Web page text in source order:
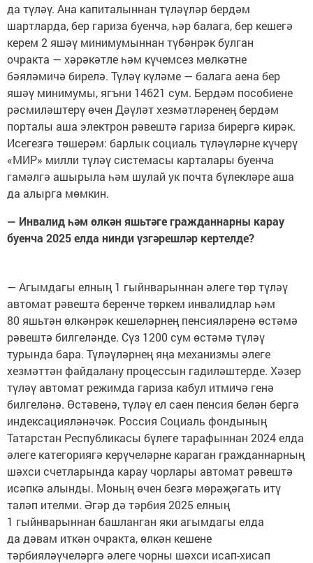
да түләү. Ана капиталыннан түләүләр бердәм
шартларда, бер гариза буенча, һәр балага, бер кешегә
керем 2 яшәү минимумыннан түбәнрәк булган
очракта — хәрәкәтле һәм күчемсез мөлкәтне
бәяләмичә бирелә. Түләү күләме — балага аена бер
яшәү минимумы, ягъни 14621 сум. Бердәм пособиене
рәсмиләштерү өчен Дәүләт хезмәтләренең бердәм
порталы аша электрон рәвештә гариза бирергә кирәк.
Исегезгә төшерәм: барлык социаль түләүләрне күчерү
«МИР» милли түләү системасы карталары буенча
гамәлгә ашырыла һәм шулай ук почта бүлекләре аша
да алырга мөмкин.
— Инвалид һәм өлкән яшьтәге гражданнарны карау
буенча 2025 елда нинди үзгәрешләр кертелде?
— Агымдагы елның 1 гыйнварыннан әлеге төр түләү
автомат рәвештә беренче төркем инвалидлар һәм
80 яшьтән өлкәнрәк кешеләрнең пенсияләренә өстәмә
рәвештә билгеләнде. Сүз 1200 сум өстәмә түләү
турында бара. Түләүләрнең яңа механизмы әлеге
хезмәттән файдалану процессын гадиләштерде. Хәзер
түләү автомат режимда гариза кабул итмичә генә
билгеләнә. Өстәвенә, түләү ел саен пенсия белән бергә
индексацияләнәчәк. Россия Социаль фондының
Татарстан Республикасы бүлеге тарафыннан 2024 елда
әлеге категориягә керүчеләрне караган гражданнарның
шәхси счетларында карау чорлары автомат рәвештә
исәпкә алынды. Моның өчен безгә мөрәҗәгать итү
таләп ителми. Әгәр дә тәрбия 2025 елның
1 гыйнварыннан башланган яки агымдагы елда
да дәвам иткән очракта, өлкән кешене
тәрбияләүчеләргә әлеге чорны шәхси исап-хисап